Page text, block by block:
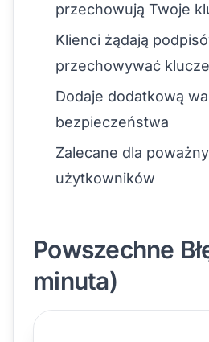
przechowują Twoje
Klienci żądają
przechowywać klucze
Dodaje dodatkową
bezpieczeństwa
Zalecane dla
użytkowników
Powszechne
minuta)